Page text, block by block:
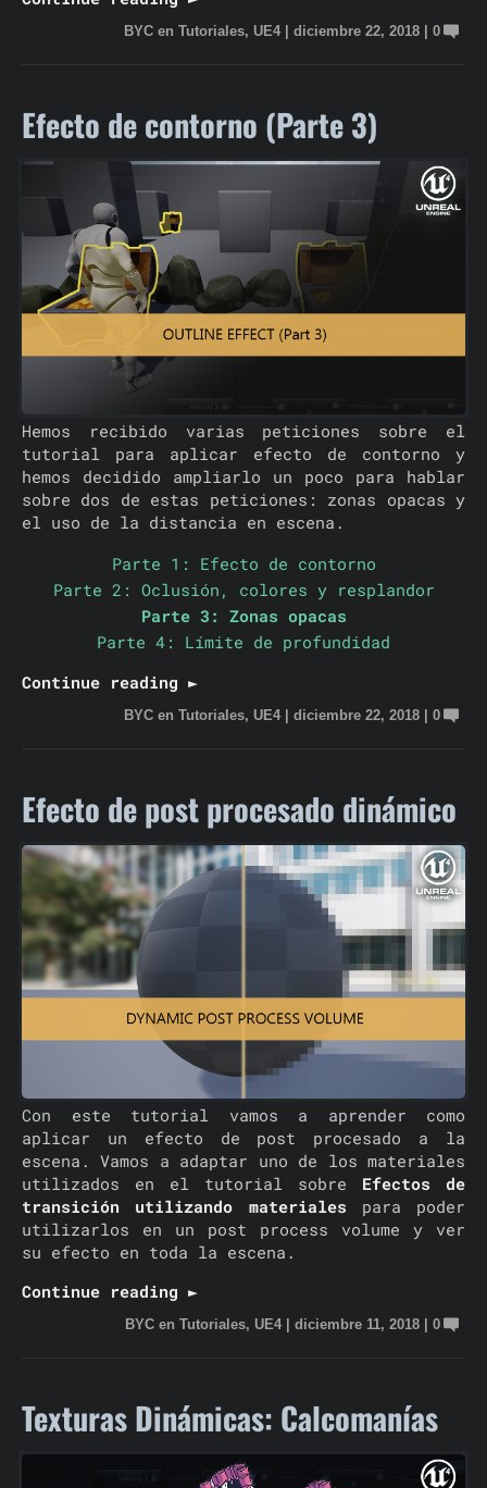
BYC en Tutoriales, UE4 | diciembre 22, 2018 | 0
Efecto de contorno (Parte 3)
Hemos recibido varias peticiones sobre el
tutorial para aplicar efecto de contorno y
hemos decidido ampliarlo un poco para hablar
sobre dos de estas peticiones: zonas opacas y
el uso de la distancia en escena.
Parte 1: Efecto de contorno
Parte 2: Oclusión, colores y resplandor
Parte 3: Zonas opacas
Parte 4: Límite de profundidad
Continue reading ►
BYC en Tutoriales, UE4 diciembre 22, 2018 0
Efecto de post procesado dinámico
Con este tutorial vamos a aprender como
aplicar un efecto de post procesado a la
escena. Vamos a adaptar uno de los materiales
utilizados en el tutorial sobre Efectos de
transición utilizando materiales para poder
utilizarlos en un post process volume y ver
su efecto en toda la escena.
Continue reading ►
BYC en Tutoriales, UE4 diciembre 11, 2018 0
Texturas Dinámicas: Calcomanías